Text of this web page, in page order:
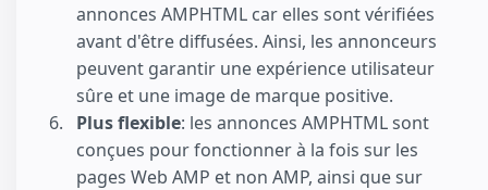
annonces AMPHTML car elles sont vérifiées
avant d'être diffusées. Ainsi, les annonceurs
peuvent garantir une expérience utilisateur
sûre et une image de marque positive.
Plus flexible: les annonces AMPHTML sont
conçues pour fonctionner à la fois sur les
pages Web AMP et non AMP, ainsi que sur